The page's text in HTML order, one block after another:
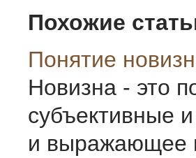
Похожие
Понятие
Новизна - это
субъективные
и выражающее